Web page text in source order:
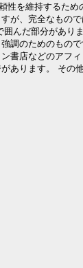
性を維持するため
が、完全なもので
囲んだ部分があり
調のためのもので
書店などのアフィ
あります。 その